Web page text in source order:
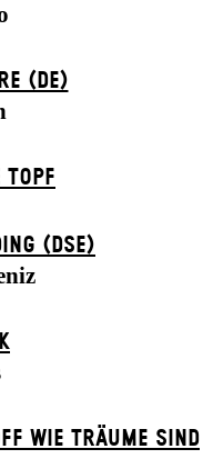
(DE)
TOPF
(DSE)
WIE TRÄUME SIND